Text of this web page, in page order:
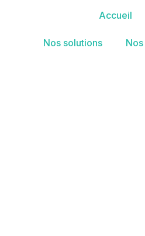
Accueil
Nos solutions